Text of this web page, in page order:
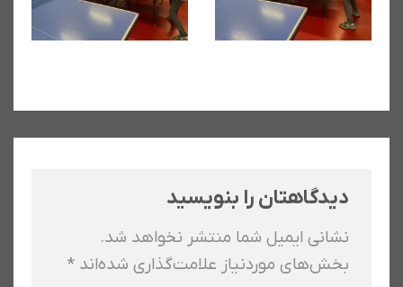
دیدگاهتان را بنویسید
نشانی ایمیل شما منتشر نخواهد شد.
بخش‌های موردنیاز علامت‌گذاری شده‌اند *